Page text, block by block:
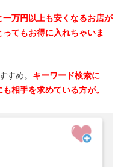
万円以上も安くなるお店が
てもお得に入れちゃいま
すめ。 キーワード検索に
相手を求めている方が。